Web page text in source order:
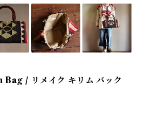
/ リメイク キリム バック